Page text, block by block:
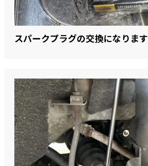
スパークプラグの交換になります